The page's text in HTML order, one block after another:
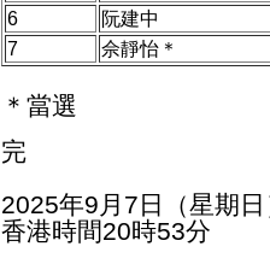
6
阮建中
7
佘靜怡＊
＊當選
完
2025年9月7日（星期
香港時間20時53分